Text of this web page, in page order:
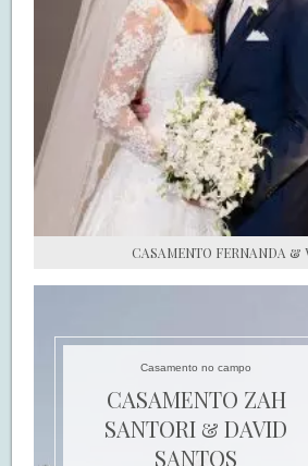
CASAMENTO FERNANDA &
Casamento no campo
CASAMENTO ZAH
SANTORI & DAVID
SANTOS